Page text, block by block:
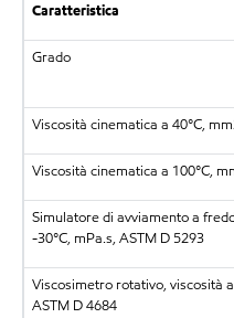
Caratteristica
Grado
Viscosità cinematica a 40°C,
Viscosità cinematica a 100°C,
Simulatore di avviamento a
-30°C, mPa.s, ASTM D 5293
Viscosimetro rotativo, viscosità
ASTM D 4684